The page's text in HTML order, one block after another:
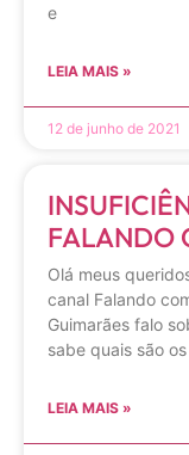
e
LEIA MAIS »
12 de junho de 2021
FALANDO
Olá meus
canal Falando
Guimarães falo
sabe quais são os
LEIA MAIS »